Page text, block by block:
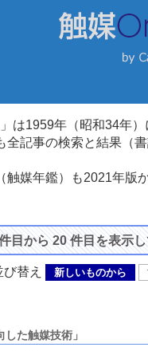
は1959年（昭和34年
全記事の検索と結果（
触媒年鑑）も2021年
目から 20 件目を表示
替え 新しいものから
た触媒技術」